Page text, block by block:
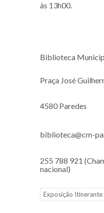
às 13h00.
Biblioteca
Praça José
4580 Paredes
biblioteca@cm-
255 788 921
nacional)
Exposição Itinerante